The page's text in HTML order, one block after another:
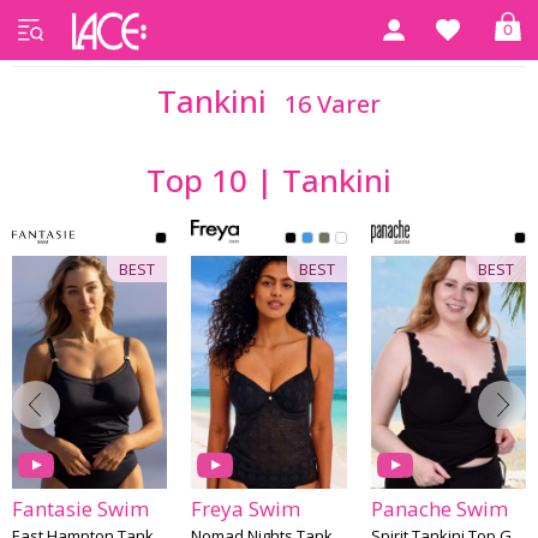
0
Forside Badetøj til kvinder med former Tankini
Tankini 16 Varer
Top 10 | Tankini
BEST
Fantasie Swim
BEST
Freya Swim
BEST
Panache Swim